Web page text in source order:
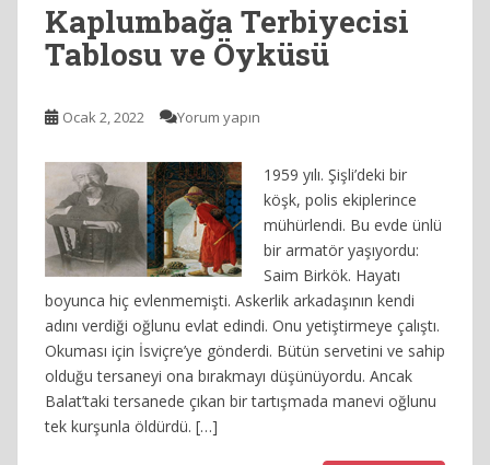
Kaplumbağa Terbiyecisi
Tablosu ve Öyküsü
Ocak 2, 2022 Yorum yapın
1959 yılı. Şişli’deki bir
köşk, polis ekiplerince
mühürlendi. Bu evde ünlü
bir armatör yaşıyordu:
Saim Birkök. Hayatı
boyunca hiç evlenmemişti. Askerlik arkadaşının kendi
adını verdiği oğlunu evlat edindi. Onu yetiştirmeye çalıştı.
Okuması için İsviçre’ye gönderdi. Bütün servetini ve sahip
olduğu tersaneyi ona bırakmayı düşünüyordu. Ancak
Balat’taki tersanede çıkan bir tartışmada manevi oğlunu
tek kurşunla öldürdü. […]